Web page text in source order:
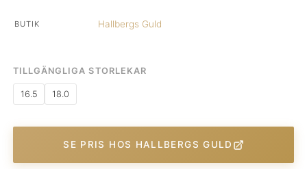
BUTIK Hallbergs Guld
TILLGÄNGLIGA STORLEKAR
16.5 18.0
SE PRIS HOS HALLBERGS GULD